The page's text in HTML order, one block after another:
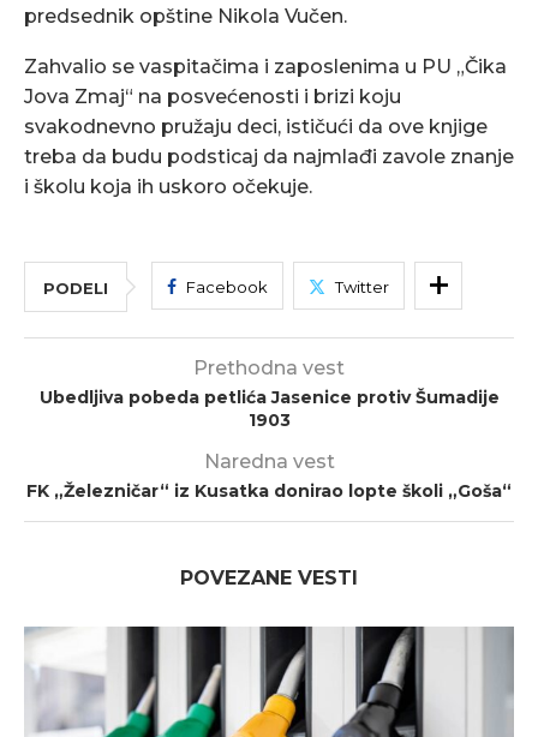
predsednik opštine Nikola Vučen.
Zahvalio se vaspitačima i zaposlenima u PU „Čika
Jova Zmaj“ na posvećenosti i brizi koju
svakodnevno pružaju deci, ističući da ove knjige
treba da budu podsticaj da najmlađi zavole znanje
i školu koja ih uskoro očekuje.
PODELI Facebook Twitter
Prethodna vest
Ubedljiva pobeda petlića Jasenice protiv Šumadije
1903
Naredna vest
FK „Železničar“ iz Kusatka donirao lopte školi „Goša“
POVEZANE VESTI